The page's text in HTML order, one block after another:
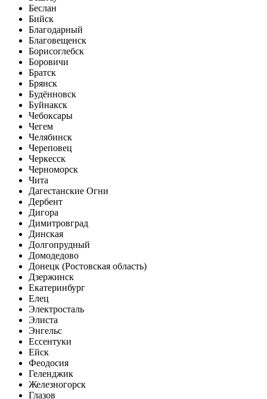
Беслан
Бийск
Благодарный
Благовещенск
Борисоглебск
Боровичи
Братск
Брянск
Будённовск
Буйнакск
Чебоксары
Чегем
Челябинск
Череповец
Черкесск
Черноморск
Чита
Дагестанские Огни
Дербент
Дигора
Димитровград
Динская
Долгопрудный
Домодедово
Донецк (Ростовская область)
Дзержинск
Екатеринбург
Елец
Электросталь
Элиста
Энгельс
Ессентуки
Ейск
Феодосия
Геленджик
Железногорск
Глазов